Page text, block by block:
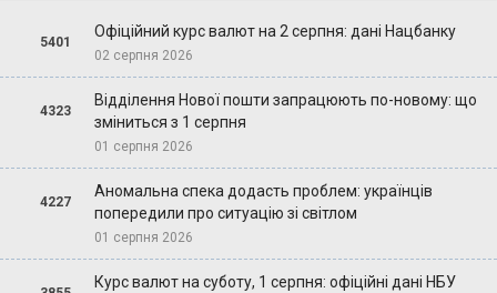
5401
Офіційний курс валют на 2 серпня: дані Нацбанку
02 серпня 2026
4323
Відділення Нової пошти запрацюють по-новому: що
зміниться з 1 серпня
01 серпня 2026
4227
Аномальна спека додасть проблем: українців
попередили про ситуацію зі світлом
01 серпня 2026
Курс валют на суботу, 1 серпня: офіційні дані НБУ